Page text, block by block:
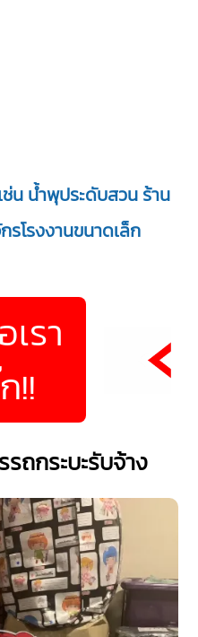
น น้ำพุประดับสวน ร้าน
รโรงงานขนาดเล็ก
รา
!!
ถกระบะรับจ้าง